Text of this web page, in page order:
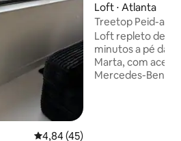
4,84 de uma avaliação média
4,84 (45)
Loft ⋅ Atlanta
Treetop Peid-a-
rápido, cama king
tudo a pé
Loft repleto de
minutos a pé da
Marta, com
Mercedes-Benz.